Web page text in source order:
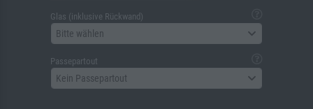
Glas (inklusive Rückwand)
Bitte wählen
Passepartout
Kein Passepartout